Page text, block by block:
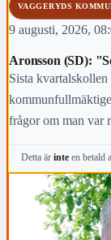
VAGGERYDS
9 augusti, 2026,
Aronsson (SD):
Sista kvartalskollen
frågor om man var
viktigast för
mest kända
Detta ärinte en betald